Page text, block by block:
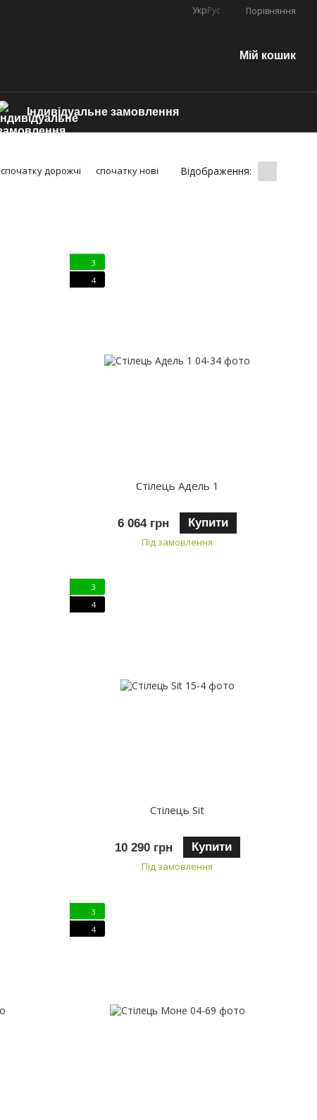
УкрРус Порівняння
Мій кошик
Індивідуальне замовлення
спочатку дорожчі спочатку нові Відображення:
3
4
Стілець Адель 1
6 064 грн Купити
Під замовлення
3
4
Стілець Sit
10 290 грн Купити
Під замовлення
3
4